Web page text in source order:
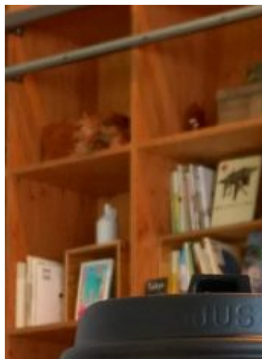
コ
テ
へ
ス